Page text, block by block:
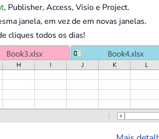
, Publisher, Access, Visio e Project.
janela, em vez de em novas janelas.
cliques todos os dias!